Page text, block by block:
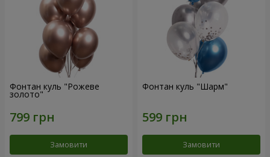
Фонтан куль "Рожеве
золото"
Замовити
Фонтан куль "Шарм"
Замовити